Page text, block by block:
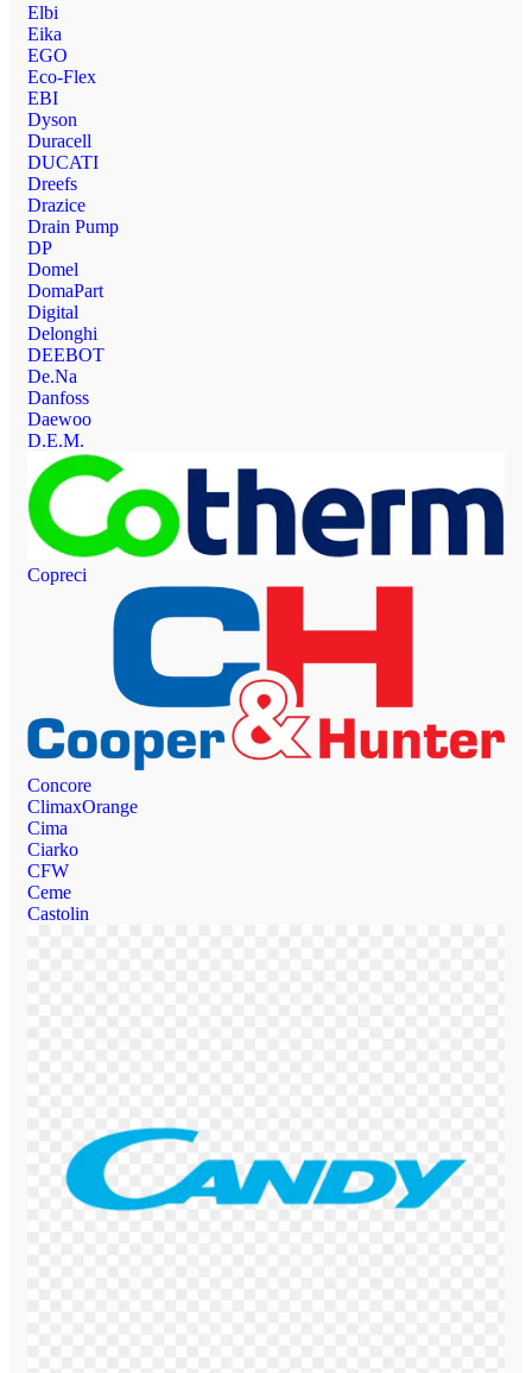
Elbi
Eika
EGO
Eco-Flex
EBI
Dyson
Duracell
DUCATI
Dreefs
Drazice
Drain Pump
DP
Domel
DomaPart
Digital
Delonghi
DEEBOT
De.Na
Danfoss
Daewoo
D.E.M.
Copreci
Concore
ClimaxOrange
Cima
Ciarko
CFW
Ceme
Castolin